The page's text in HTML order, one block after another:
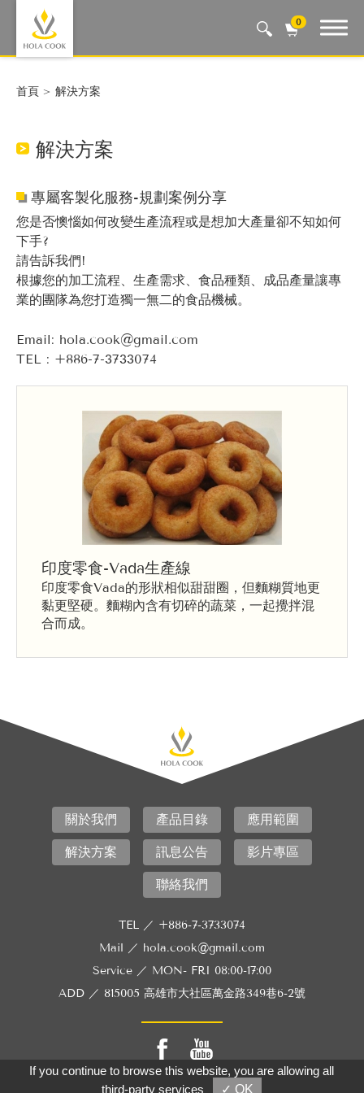
0
Auto Machine, Smart Life
首頁 解決方案
解決方案
專屬客製化服務-規劃案例分享
您是否懊惱如何改變生產流程或是想加大產量卻不知如何
下手?
請告訴我們!
根據您的加工流程、生產需求、食品種類、成品產量讓專
業的團隊為您打造獨一無二的食品機械。
Email: hola.cook@gmail.com
TEL : +886-7-3733074
印度零食-Vada生產線
印度零食Vada的形狀相似甜甜圈，但麵糊質地更
黏更堅硬。麵糊內含有切碎的蔬菜，一起攪拌混
合而成。
關於我們 產品目錄 應用範圍
解決方案 訊息公告 影片專區
聯絡我們
TEL ／ +886-7-3733074
Mail ／ hola.cook@gmail.com
Service ／ MON- FRI 08:00-17:00
ADD ／ 815005 高雄市大社區萬金路349巷6-2號
Copyright © HOLA ENTERPRISE LTD.
If you continue to browse this website, you are allowing all
third-party services
✓ OK